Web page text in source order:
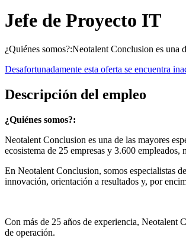
Jefe de Proyecto IT
¿Quiénes somos?:Neotalent Conclusion es
Desafortunadamente esta oferta se encuentra
Descripción del empleo
¿Quiénes somos?:
Neotalent Conclusion es una de las mayores
ecosistema de 25 empresas y 3.600
En Neotalent Conclusion, somos especialistas
innovación, orientación a resultados y, por
Con más de 25 años de experiencia, Neotalent
de operación.